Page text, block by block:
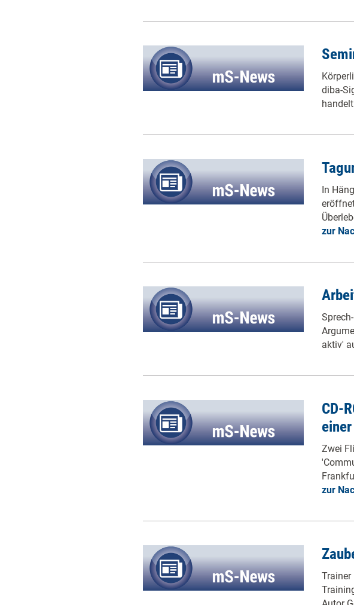
diba-
In
zur
aktiv'
CD-
Zwei
zur
Trainer